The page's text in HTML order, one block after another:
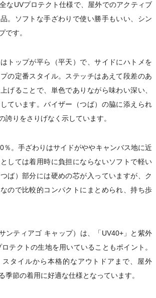
なUVプロテクト仕様で、屋外でのアクティブ
。ソフトな手ざわりで使い勝手もいい、シン
です。
トップが平ら（平天）で、サイドにハトメを
の定番スタイル。ステッチはあえて段差のあ
げることで、単色でありながら味わい深い、
ています。バイザー（つば）の脇に添えられ
誇りをさりげなく示しています。
％。手ざわりはサイドがややキャンバス地に近
しては着用時に負担にならないソフトで軽い
ば）部分には硬めの芯が入っていますが、ク
ので比較的コンパクトにまとめられ、持ち歩
ンティアゴ キャップ）は、「UV40+」と紫外
テクトの生地を用いていることもポイント。
タイルから本格的なアウトドアまで、屋外
季節の着用に好適な仕様となっています。